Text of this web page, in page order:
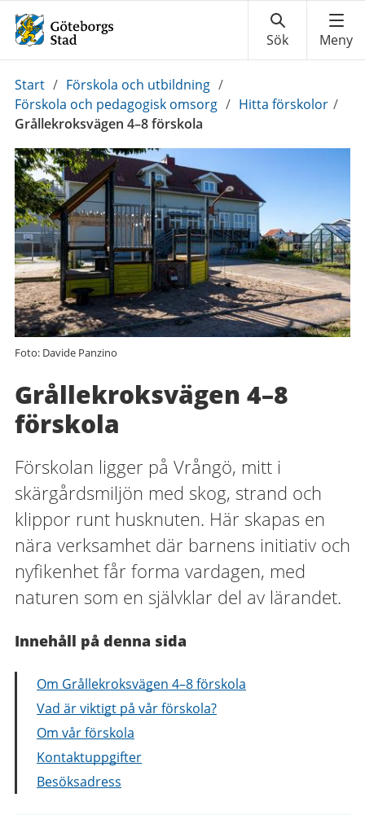
Du
är
här:
Start / Förskola och utbildning /
Förskola och pedagogisk omsorg / Hitta förskolor /
Grållekroksvägen 4–8 förskola
Foto: Davide Panzino
Grållekroksvägen 4–8
förskola
Förskolan ligger på Vrångö, mitt i
skärgårdsmiljön med skog, strand och
klippor runt husknuten. Här skapas en
nära verksamhet där barnens initiativ och
nyfikenhet får forma vardagen, med
naturen som en självklar del av lärandet.
Innehåll på denna sida
Om Grållekroksvägen 4–8 förskola
Vad är viktigt på vår förskola?
Om vår förskola
Kontaktuppgifter
Besöksadress